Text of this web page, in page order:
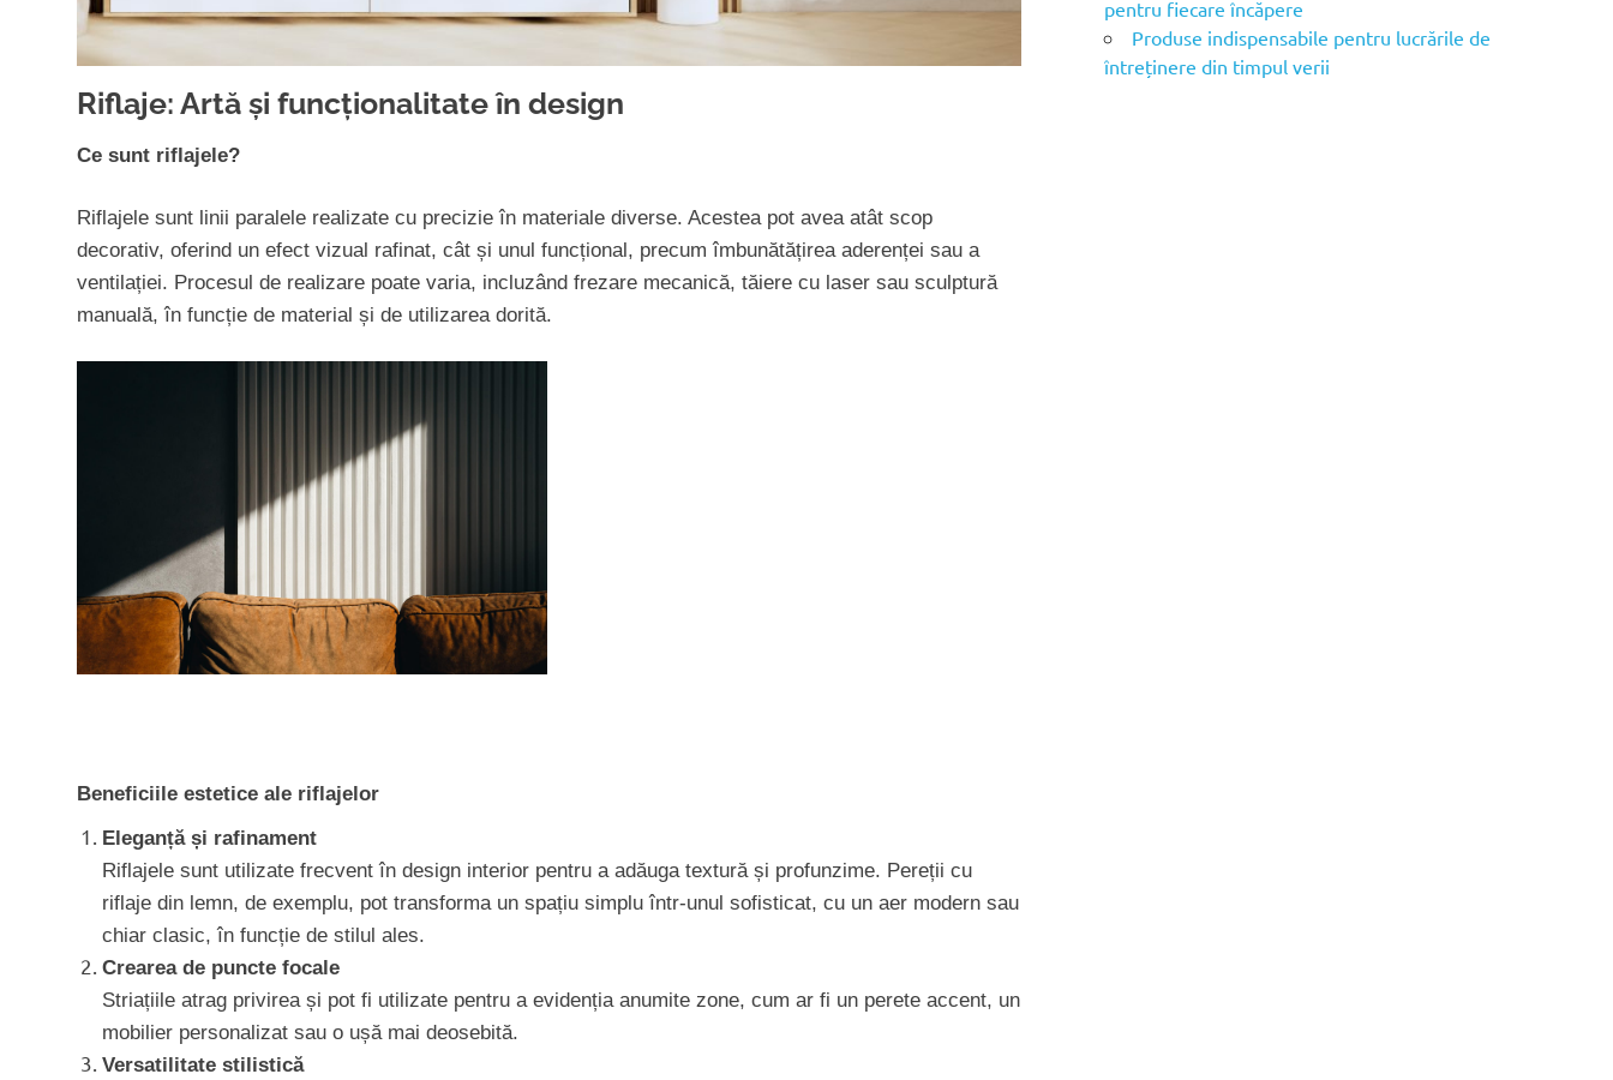
Riflaje: Artă și funcționalitate în design
Ce sunt riflajele?
Riflajele sunt linii paralele realizate cu precizie în materiale diverse. Acestea pot avea atât scop
decorativ, oferind un efect vizual rafinat, cât și unul funcțional, precum îmbunătățirea aderenței sau a
ventilației. Procesul de realizare poate varia, incluzând frezare mecanică, tăiere cu laser sau sculptură
manuală, în funcție de material și de utilizarea dorită.
Beneficiile estetice ale riflajelor
Eleganță și rafinament
Riflajele sunt utilizate frecvent în design interior pentru a adăuga textură și profunzime. Pereții cu
riflaje din lemn, de exemplu, pot transforma un spațiu simplu într-unul sofisticat, cu un aer modern sau
chiar clasic, în funcție de stilul ales.
Crearea de puncte focale
Striațiile atrag privirea și pot fi utilizate pentru a evidenția anumite zone, cum ar fi un perete accent, un
mobilier personalizat sau o ușă mai deosebită.
Versatilitate stilistică
pentru fiecare încăpere
Produse indispensabile pentru lucrările de
întreținere din timpul verii